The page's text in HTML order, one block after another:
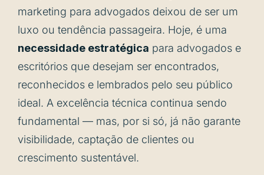
marketing para advogados deixou de ser um
luxo ou tendência passageira. Hoje, é uma
necessidade estratégica para advogados e
escritórios que desejam ser encontrados,
reconhecidos e lembrados pelo seu público
ideal. A excelência técnica continua sendo
fundamental — mas, por si só, já não garante
visibilidade, captação de clientes ou
crescimento sustentável.